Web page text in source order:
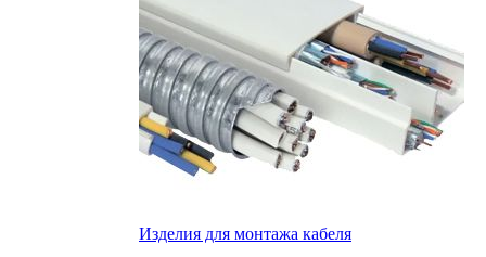
Изделия для монтажа кабеля